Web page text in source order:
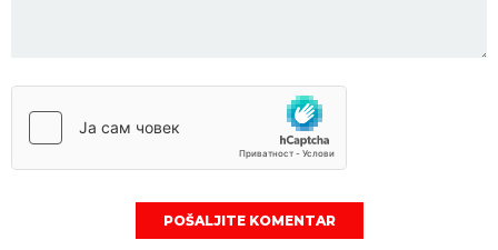
POŠALJITE KOMENTAR